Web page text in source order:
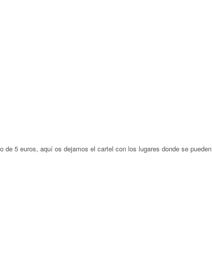
de 5 euros, aquí os dejamos el cartel con los lugares donde se